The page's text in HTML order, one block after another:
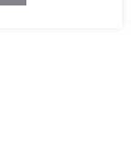
20:30